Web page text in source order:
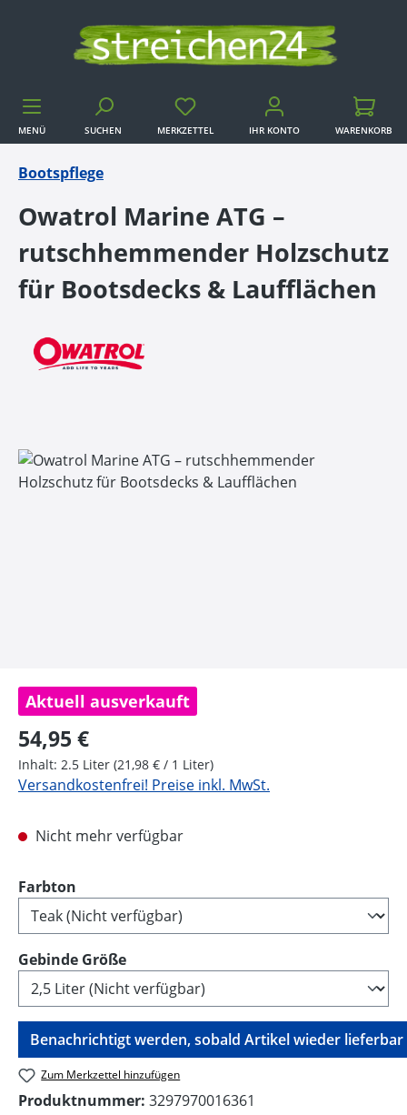
Zum Hauptinhalt springen
MENÜ SUCHEN MERKZETTEL IHR KONTO
WARENKORB
Bootspflege
Owatrol Marine ATG –
rutschhemmender Holzschutz
für Bootsdecks & Laufflächen
Bildergalerie überspringen
Aktuell ausverkauft
Regulärer Preis:
54,95 €
Inhalt: 2.5 Liter (21,98 € / 1 Liter)
Versandkostenfrei! Preise inkl. MwSt.
Nicht mehr verfügbar
Farbton
Gebinde Größeauswählen
Benachrichtigt werden, sobald Artikel wieder lieferbar
Zum Merkzettel hinzufügen
Produktnummer: 3297970016361